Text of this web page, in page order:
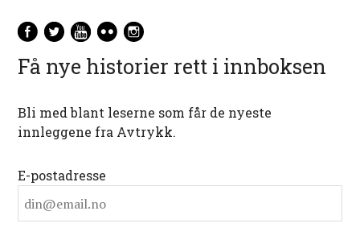
Få nye historier rett i innboksen
Bli med blant leserne som får de nyeste
innleggene fra Avtrykk.
E-postadresse